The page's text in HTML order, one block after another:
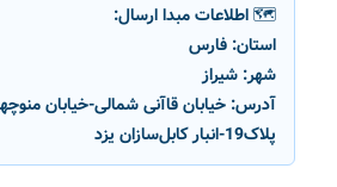
🗺️ اطلاعات مبدا ارسال:
استان: فارس
شهر: شیراز
آدرس:
پلاک19-انبار کابل‌سازان یزد